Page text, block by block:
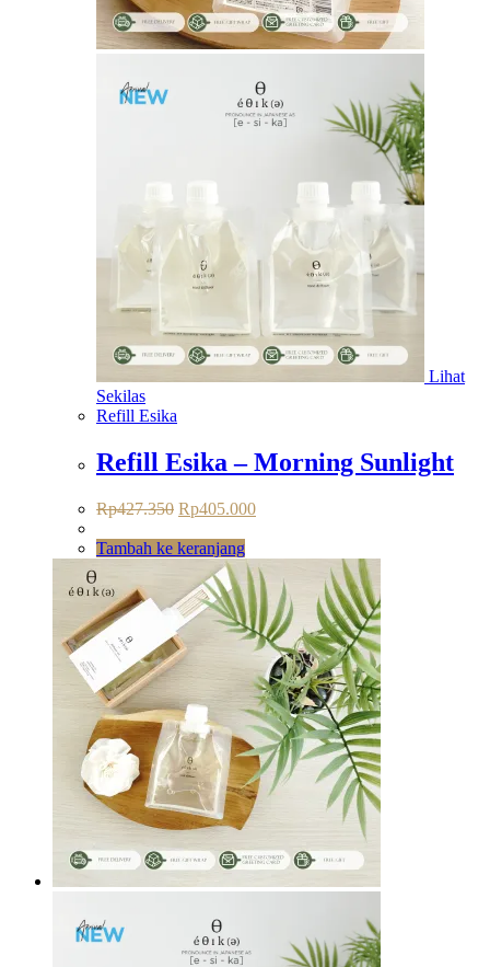
Lihat
Sekilas
Refill Esika
Refill Esika – Morning Sunlight
Rp427.350 Harga
adalah:
Rp427.350.
Rp405.000Harga
adalah:
Rp405.000.
Tambah ke keranjang